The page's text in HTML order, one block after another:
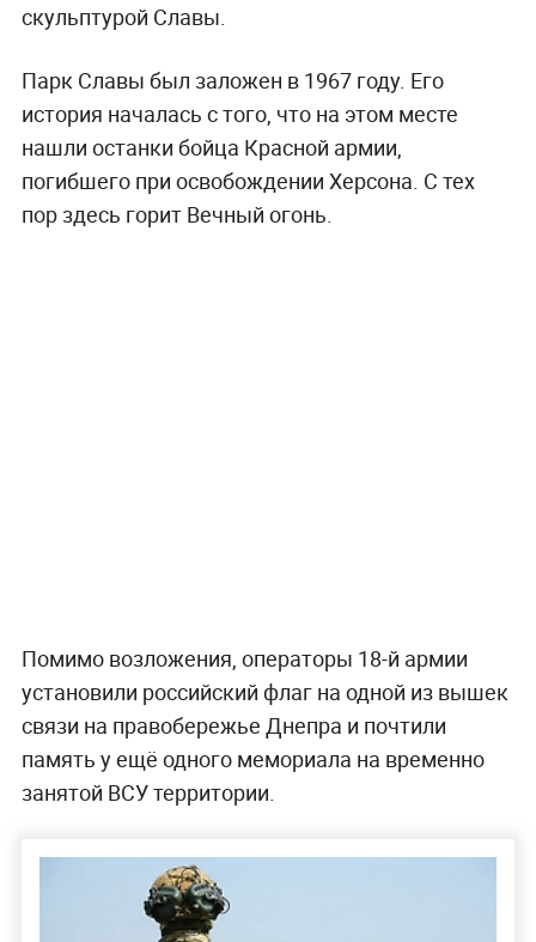
скульптурой Славы.
Парк Славы был заложен в 1967 году. Его
история началась с того, что на этом месте
нашли останки бойца Красной армии,
погибшего при освобождении Херсона. С тех
пор здесь горит Вечный огонь.
Помимо возложения, операторы 18-й армии
установили российский флаг на одной из вышек
связи на правобережье Днепра и почтили
память у ещё одного мемориала на временно
занятой ВСУ территории.